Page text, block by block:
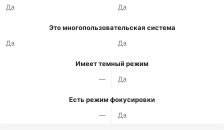
Да Да
Это многопользовательская система
Да
Да
Имеет темный режим
—
Да
Есть режим фокусировки
—
Да